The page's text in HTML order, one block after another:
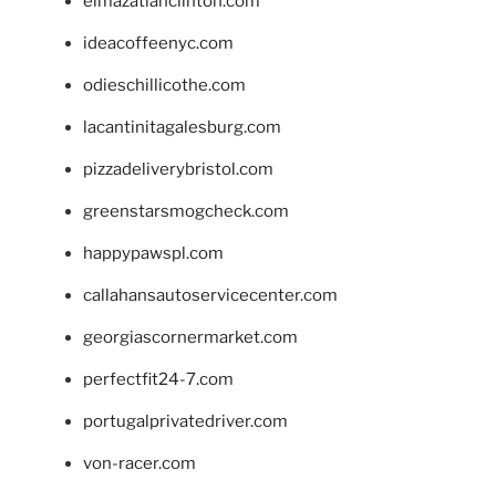
ideacoffeenyc.com
odieschillicothe.com
lacantinitagalesburg.com
pizzadeliverybristol.com
greenstarsmogcheck.com
happypawspl.com
callahansautoservicecenter.com
georgiascornermarket.com
perfectfit24-7.com
portugalprivatedriver.com
von-racer.com